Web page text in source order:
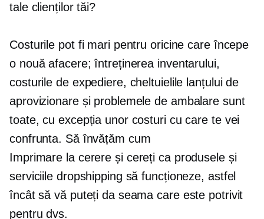
tale clienților tăi?
Costurile pot fi mari pentru oricine care începe
o nouă afacere; întreținerea inventarului,
costurile de expediere, cheltuielile lanțului de
aprovizionare și problemele de ambalare sunt
toate, cu excepția unor costuri cu care te vei
confrunta. Să învățăm cum
Imprimare la cerere și cereți ca produsele și
serviciile dropshipping să funcționeze, astfel
încât să vă puteți da seama care este potrivit
pentru dvs.